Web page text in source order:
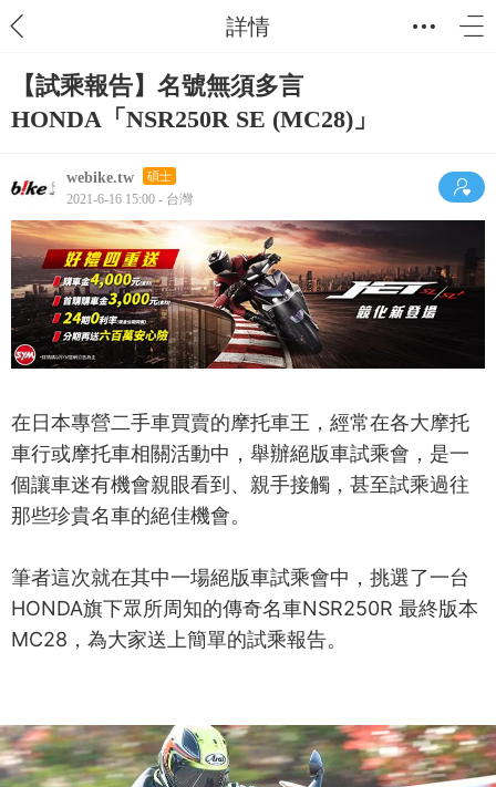
詳情
【試乘報告】名號無須多言
HONDA「NSR250R SE (MC28)」
webike.tw 碩士
2021-6-16 15:00 - 台灣
在日本專營二手車買賣的摩托車王，經常在各大摩托
車行或摩托車相關活動中，舉辦絕版車試乘會，是一
個讓車迷有機會親眼看到、親手接觸，甚至試乘過往
那些珍貴名車的絕佳機會。
筆者這次就在其中一場絕版車試乘會中，挑選了一台
HONDA旗下眾所周知的傳奇名車NSR250R 最終版本
MC28，為大家送上簡單的試乘報告。